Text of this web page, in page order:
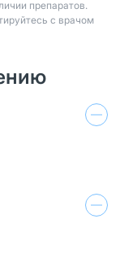
препаратов.
с врачом